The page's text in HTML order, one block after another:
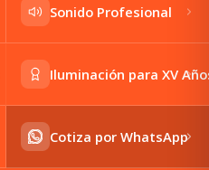
Sonido Profesional
Iluminación para XV
Cotiza por WhatsApp